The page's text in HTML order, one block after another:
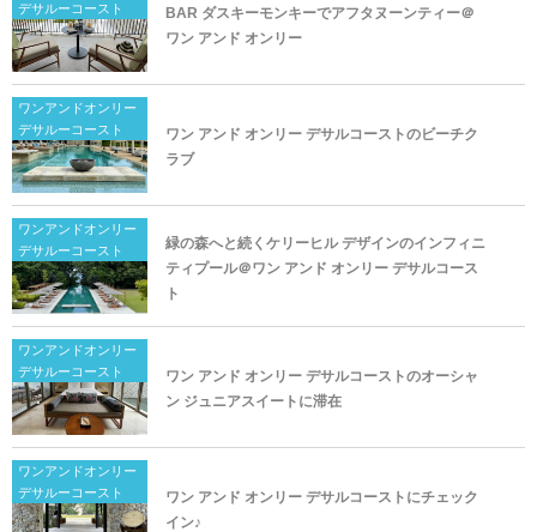
デサルーコースト
BAR ダスキーモンキーでアフタヌーンティー＠
ワン アンド オンリー
ワンアンドオンリー
デサルーコースト
ワン アンド オンリー デサルコーストのビーチク
ラブ
ワンアンドオンリー
デサルーコースト
緑の森へと続くケリーヒル デザインのインフィニ
ティプール＠ワン アンド オンリー デサルコース
ト
ワンアンドオンリー
デサルーコースト
ワン アンド オンリー デサルコーストのオーシャ
ン ジュニアスイートに滞在
ワンアンドオンリー
デサルーコースト
ワン アンド オンリー デサルコーストにチェック
イン♪